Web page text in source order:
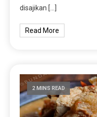
disajikan […]
Read More
2 MINS READ